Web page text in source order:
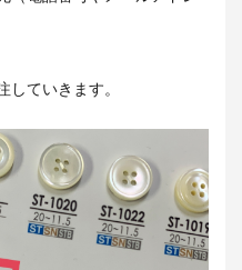
ていきます。